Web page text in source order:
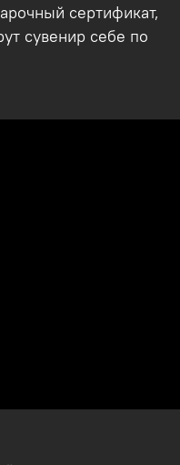
сертификат,
сувенир себе по